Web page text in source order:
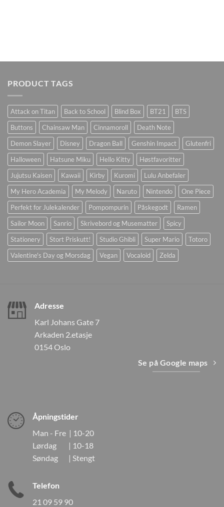
PRODUCT TAGS
Attack on Titan Back to School Blind Box BT21
BTS
Buttons
Chainsaw Man Cinnamoroll
Death Note
Demon Slayer
Disney Dragon Ball Genshin Impact
Glutenfri
Halloween
Hatsune Miku Hello Kitty
Høstfavoritter
Jujutsu Kaisen
Kawaii Kirby Kuromi
Lulu Anbefaler
My Hero Academia
My Melody Naruto Nintendo
One Piece
Perfekt for Julekalender
Pompompurin Påskegodt
Ramen
Sailor Moon
Sanrio Skrivebord og Musematter
Spicy
Stationery
Stort Priskutt! Studio Ghibli Super Mario
Totoro
Valentine's Day og Morsdag
Vegan Vocaloid Zelda
Adresse
Karl Johans Gate 7
Arkaden 2.etasje
0154 Oslo
Se på Google maps
Åpningstider
Man - Fre | 10-20
Lørdag | 10-18
Søndag | Stengt
Telefon
21 09 59 90